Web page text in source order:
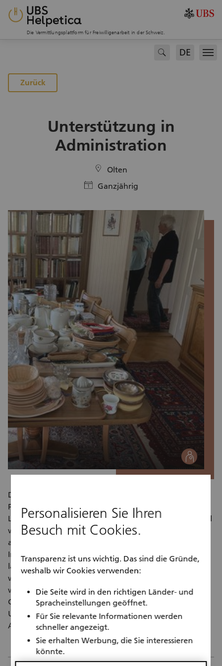
Die Vermittlungsplattform für Freiwilligenarbeit in der Schweiz.
search DE
Zurück
Unterstützung in
Administration
location Olten
calendar Ganzjährig
social
Der Verein ELHANDEL versteigert im Auftrag von
Privatpersonen, Amtsstellen und Firmen Hausrat und
Lagerware. Die Tätigkeiten rund um den Online Handel
werden durch leistungsbeeinträchtige Menschen
ausgeführt; mit dem Ziel der beruflichen und sozialen
Integration. Den Menschen soll dadurch eine
langfristige und sinnvolle Beschäftigung geschaffen
werden. Durch die Mithilfe beim Versteigerungsservice
wird den Personen Wertschätzung, Selbstvertrauen,
Gemeinschaft, Tagesstruktur und Kaffee geboten. Zur
Unterstützung der täglichen Tätigkeiten im Bereich der
Administration werden Freiwillige gesucht.
Personalisieren Sie Ihren
Besuch mit Cookies.
Transparenz ist uns wichtig. Das sind die Gründe,
weshalb wir Cookies verwenden:
Die Seite wird in den richtigen Länder- und
Spracheinstellungen geöffnet.
Für Sie relevante Informationen werden
schneller angezeigt.
Sie erhalten Werbung, die Sie interessieren
könnte.